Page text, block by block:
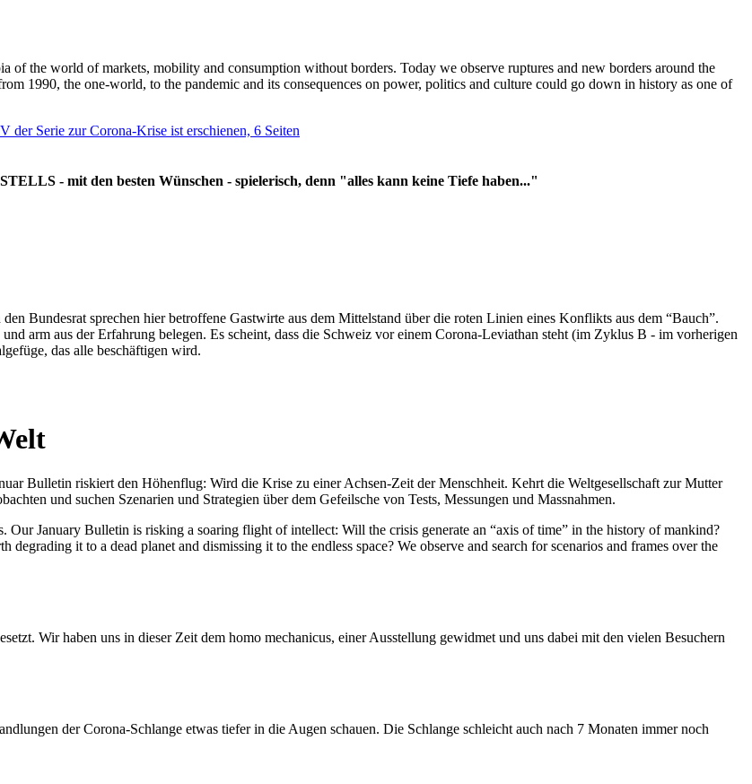
of the world of markets, mobility and consumption without borders. Today we observe ruptures and new borders around the
1990, the one-world, to the pandemic and its consequences on power, politics and culture could go down in history as one of
Serie zur Corona-Krise ist erschienen, 6 Seiten
- mit den besten Wünschen - spielerisch, denn "alles kann keine Tiefe haben..."
Bundesrat sprechen hier betroffene Gastwirte aus dem Mittelstand über die roten Linien eines Konflikts aus dem “Bauch”.
arm aus der Erfahrung belegen. Es scheint, dass die Schweiz vor einem Corona-Leviathan steht (im Zyklus B - im vorherigen
das alle beschäftigen wird.
Bulletin riskiert den Höhenflug: Wird die Krise zu einer Achsen-Zeit der Menschheit. Kehrt die Weltgesellschaft zur Mutter
und suchen Szenarien und Strategien über dem Gefeilsche von Tests, Messungen und Massnahmen.
January Bulletin is risking a soaring flight of intellect: Will the crisis generate an “axis of time” in the history of mankind?
it to a dead planet and dismissing it to the endless space? We observe and search for scenarios and frames over the
Wir haben uns in dieser Zeit dem homo mechanicus, einer Ausstellung gewidmet und uns dabei mit den vielen Besuchern
der Corona-Schlange etwas tiefer in die Augen schauen. Die Schlange schleicht auch nach 7 Monaten immer noch